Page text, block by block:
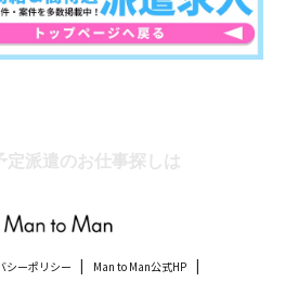
定派遣のお仕事探しは
シーポリシー Man to Man公式HP